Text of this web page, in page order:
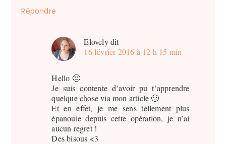
Répondre
Elovely dit
16 février 2016 à 12 h 15 min
Hello 🙂
Je suis contente d’avoir pu t’apprendre
quelque chose via mon article 🙂
Et en effet, je me sens tellement plus
épanouie depuis cette opération, je n’ai
aucun regret !
Des bisous <3